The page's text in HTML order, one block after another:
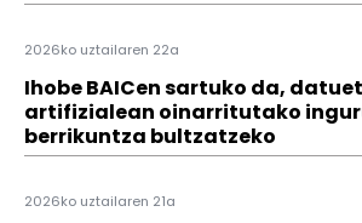
2026ko uztailaren 22a
Ihobe BAICen sartuko da,
artifizialean oinarritutako
berrikuntza bultzatzeko
2026ko uztailaren 21a